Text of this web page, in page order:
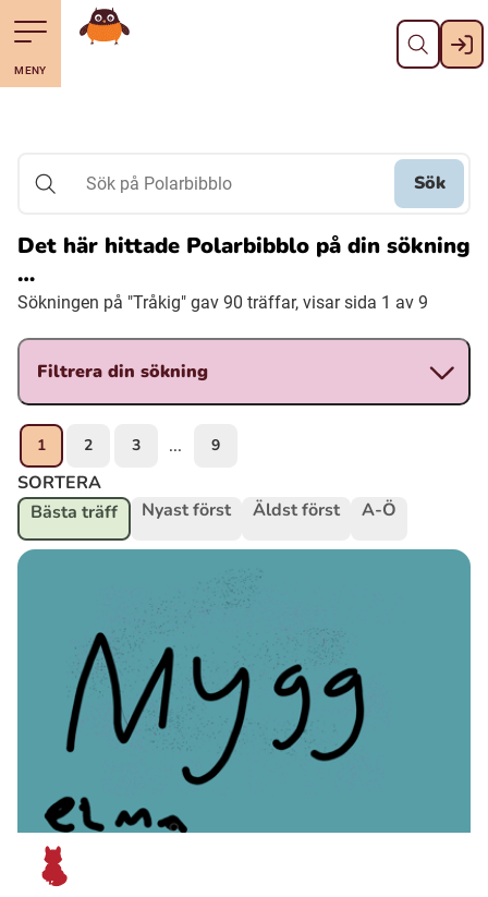
Till navigering av sidans innehåll
Hoppa till sidans huvudinnehåll Stäng
Åarjelsaemiengïele (Sydsamiska)
Davvisámegiella (Nordsamiska)
Bidumsámegiella (Pitesamiska)
Ubmejesámiengiälla (Umesamiska)
Kaale (Romska)
Arli (Romska)
Resanderomani (Romska)
Kelderash (Romska)
MENY
Gå till startsidan
Sök på Polarbibblo
Sök
Det här hittade Polarbibblo på din sökning
…
Sökningen på "Tråkig" gav 90 träffar, visar sida 1 av 9
Filtrera din sökning
1 2 3 ... 9
SORTERA
Bästa träff
Nyast först Äldst först A-Ö